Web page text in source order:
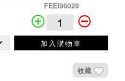
FEEI96029
加入購物車
收藏